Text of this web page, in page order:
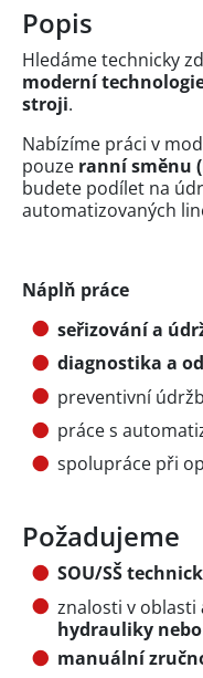
Popis
Hledáme technicky
moderní
stroji.
Nabízíme práci v
pouze ranní směnu
budete podílet na
automatizovaných
Náplň práce
seřizování a
diagnostika a
preventivní
práce s
spolupráce při
Požadujeme
SOU/SŠ
znalosti v oblasti
hydrauliky
manuální